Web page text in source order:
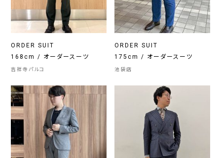
ORDER SUIT
168cm / オーダースーツ
吉祥寺パルコ
ORDER SUIT
175cm / オーダースーツ
池袋店